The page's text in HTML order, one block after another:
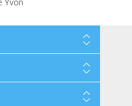
Schmuck